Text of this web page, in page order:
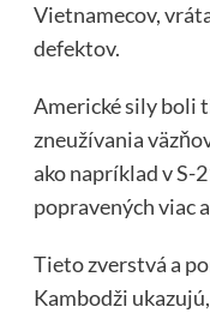
Vietnamecov,
defektov.
Americké sily boli
zneužívania
ako napríklad v S-
popravených viac
Tieto zverstvá a
Kambodži